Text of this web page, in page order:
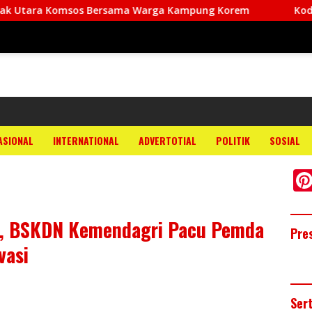
Bersama Warga Kampung Korem Kodim 1708/BN
INTERNATIONAL ADVERTOTIAL POLITIK SOSIAL
Kemendagri Pacu Pemda